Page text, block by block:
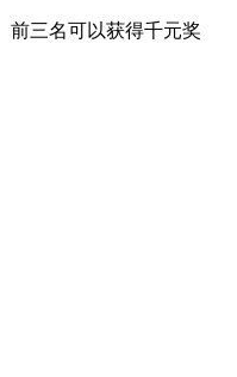
前三名可以获得千元奖